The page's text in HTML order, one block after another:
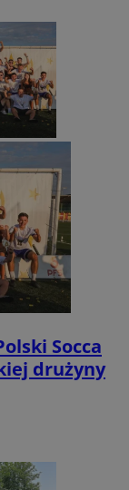
Socca
drużyny